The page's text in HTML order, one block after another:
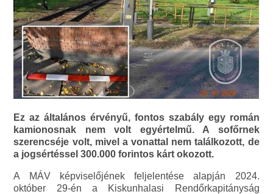
Ez az általános érvényű, fontos szabály egy román
kamionosnak nem volt egyértelmű. A sofőrnek
szerencséje volt, mivel a vonattal nem találkozott, de
a jogsértéssel 300.000 forintos kárt okozott.
A MÁV képviselőjének feljelentése alapján 2024.
október 29-én a Kiskunhalasi Rendőrkapitányság